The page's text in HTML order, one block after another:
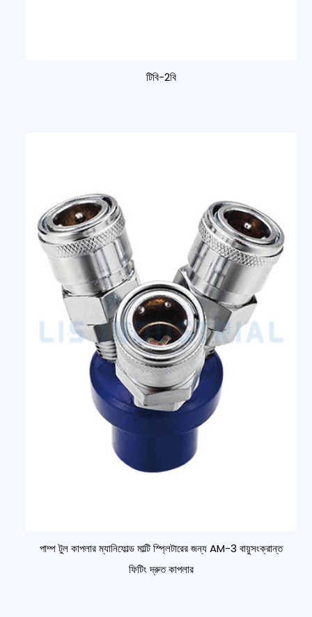
টিবি-2বি
পাম্প টুল কাপলার ম্যানিফোল্ড মাল্টি স্প্লিটারের জন্য AM-3 বায়ুসংক্রান্ত
ফিটিং দ্রুত কাপলার